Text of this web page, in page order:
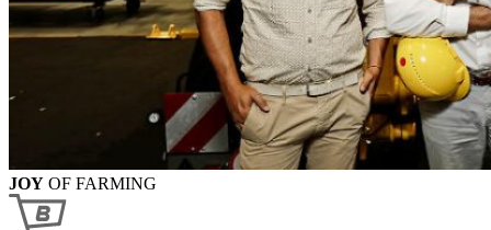
JOY OF FARMING